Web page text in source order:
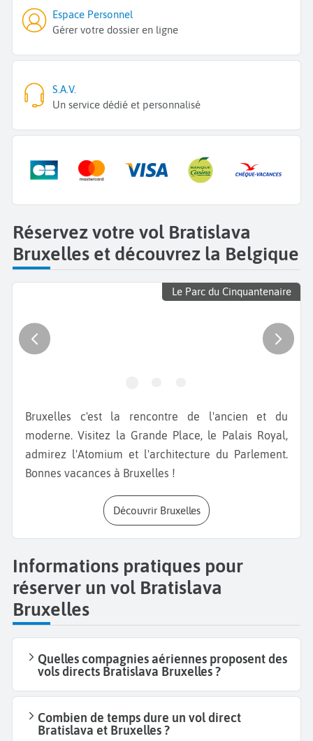
Espace Personnel
Gérer votre dossier en ligne
S.A.V.
Un service dédié et personnalisé
Réservez votre vol Bratislava
Bruxelles et découvrez la Belgique
Le Parc du Cinquantenaire
Bruxelles c'est la rencontre de l'ancien et du
moderne. Visitez la Grande Place, le Palais Royal,
admirez l'Atomium et l'architecture du Parlement.
Bonnes vacances à Bruxelles !
Découvrir Bruxelles
Informations pratiques pour
réserver un vol Bratislava
Bruxelles
Quelles compagnies aériennes proposent des
vols directs Bratislava Bruxelles ?
Combien de temps dure un vol direct
Bratislava et Bruxelles ?